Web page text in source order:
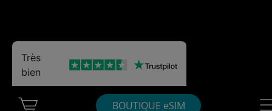
BOUTIQUE eSIM
Très
bien